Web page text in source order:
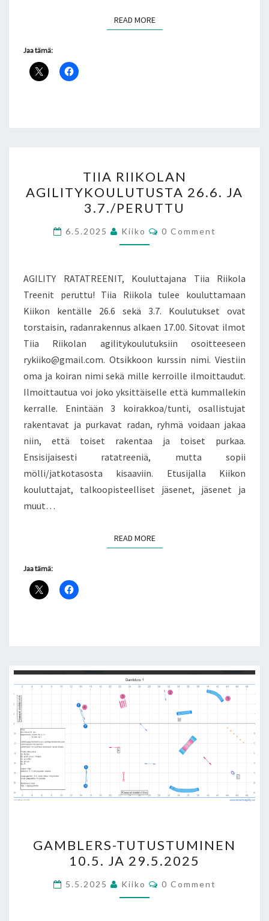
READ MOREREAD MORE
Jaa tämä:
RIIKOLAN
AGILITYKOULUTUSTA
26.6.
JA
3.7./PERUTTU
TIIA RIIKOLAN
AGILITYKOULUTUSTA 26.6. JA
3.7./PERUTTU
6.5.2025 Kiiko Comments
0 Comment
AGILITY RATATREENIT, Kouluttajana Tiia Riikola
Treenit peruttu! Tiia Riikola tulee kouluttamaan
Kiikon kentälle 26.6 sekä 3.7. Koulutukset ovat
torstaisin, radanrakennus alkaen 17.00. Sitovat ilmot
Tiia Riikolan agilitykoulutuksiin osoitteeseen
rykiiko@gmail.com. Otsikkoon kurssin nimi. Viestiin
oma ja koiran nimi sekä mille kerroille ilmoittaudut.
Ilmoittautua voi joko yksittäiselle että kummallekin
kerralle. Enintään 3 koirakkoa/tunti, osallistujat
rakentavat ja purkavat radan, ryhmä voidaan jakaa
niin, että toiset rakentaa ja toiset purkaa.
Ensisijaisesti ratatreeniä, mutta sopii
mölli/jatkotasosta kisaaviin. Etusijalla Kiikon
kouluttajat, talkoopisteelliset jäsenet, jäsenet ja
muut…
READ MOREREAD MORE
Jaa tämä:
TUTUSTUMINEN
10.5.
JA
29.5.2025
GAMBLERS-TUTUSTUMINEN
10.5. JA 29.5.2025
5.5.2025 Kiiko Comments
0 Comment